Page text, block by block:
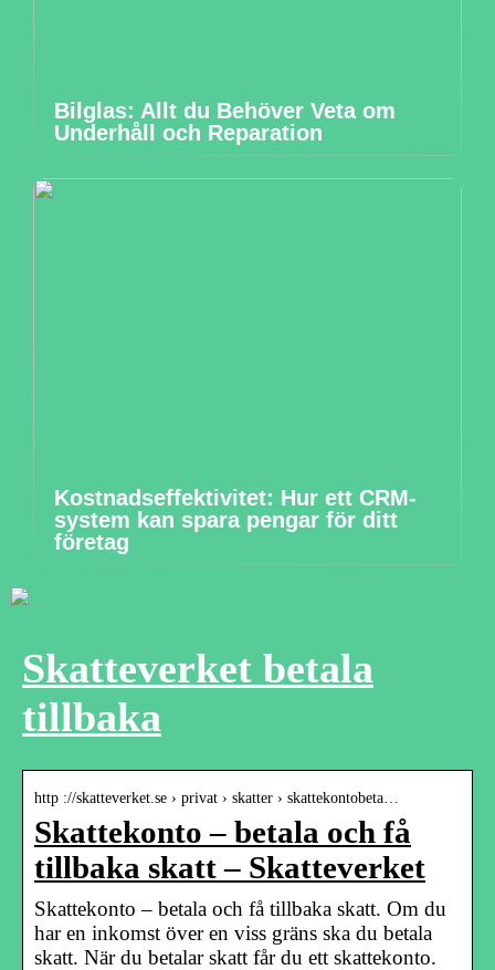
Bilglas: Allt du Behöver Veta om
Underhåll och Reparation
Kostnadseffektivitet: Hur ett CRM-
system kan spara pengar för ditt
företag
Skatteverket betala
tillbaka
http ://skatteverket.se › privat › skatter › skattekontobeta…
Skattekonto – betala och få
tillbaka skatt – Skatteverket
Skattekonto – betala och få tillbaka skatt. Om du
har en inkomst över en viss gräns ska du betala
skatt. När du betalar skatt får du ett skattekonto.